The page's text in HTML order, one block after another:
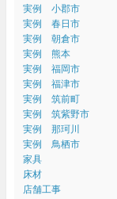
実例 小郡市
実例 春日市
実例 朝倉市
実例 熊本
実例 福岡市
実例 福津市
実例 筑前町
実例 筑紫野市
実例 那珂川
実例 鳥栖市
家具
床材
店舗工事